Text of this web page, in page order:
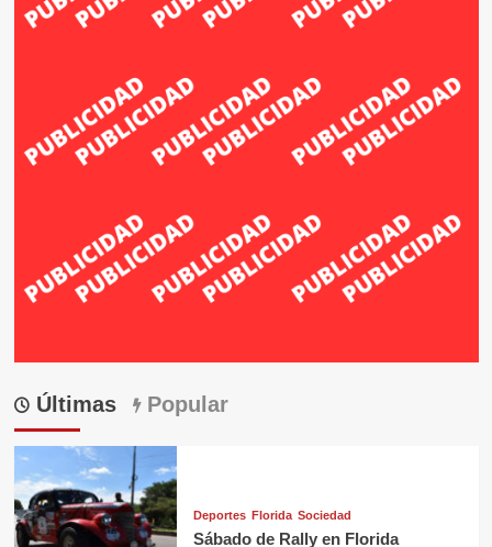
Últimas Popular
Deportes Florida Sociedad
Sábado de Rally en Florida